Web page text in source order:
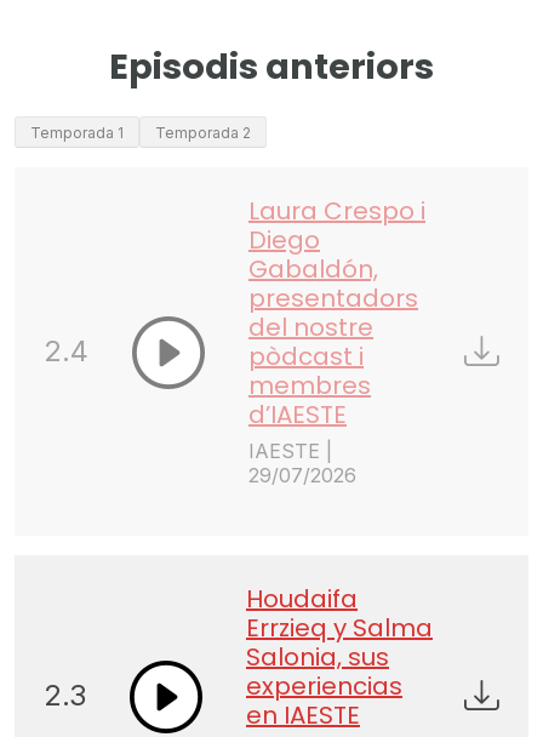
Episodis anteriors
Temporada 1 Temporada 2
2.4
Laura Crespo i
Diego
Gabaldón,
presentadors
del nostre
pòdcast i
membres
d’IAESTE
IAESTE |
29/07/2026
2.3
Houdaifa
Errzieq y Salma
Salonia, sus
experiencias
en IAESTE